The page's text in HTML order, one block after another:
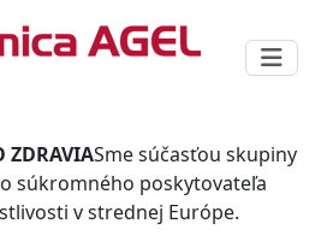
ZDRAVIASme súčasťou skupiny
súkromného poskytovateľa
v strednej Európe.